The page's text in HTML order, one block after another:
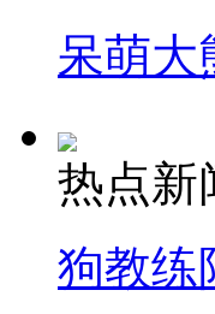
呆萌大
热点新
狗教练